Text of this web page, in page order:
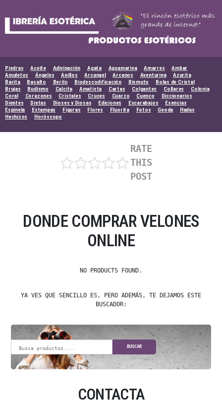
Piedras Aceite Adivinación Agata Aguamarina Amarres
Ambar
Amuletos
Ángeles Anillos Arcangel Arcanos Aventurina
Azurita
Barita
Basalto Berilo Biodescodificación Bismuto
Bolas de Cristal
Brujas
Budismo Calcita Amatista Cartas Colgantes Collares
Colonia
Coral
Corazones Cristales Cruces Cuarzo Cuenco
Diccionarios
Dientes
Dietas Dioses y Diosas Ediciones Escarabajos
Esencias
Espinela
Estampas Figuras Flores Fluorita Fotos Geoda
Hadas
Hechizos
Horóscopo
RATE
THIS
POST
DONDE COMPRAR VELONES
ONLINE
NO PRODUCTS FOUND.
YA VES QUE SENCILLO ES, PERO ADEMÁS, TE DEJAMOS ESTE
BUSCADOR:
BUSCAR
CONTACTA